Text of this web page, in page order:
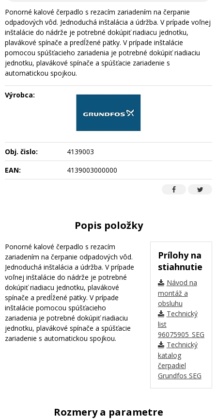
Ponorné kalové čerpadlo s rezacím zariadením na čerpanie
odpadových vôd. Jednoduchá inštalácia a údržba. V prípade voľnej
inštalácie do nádrže je potrebné dokúpiť riadiacu jednotku,
plavákové spínače a predĺžené pätky. V prípade inštalácie
pomocou spúšťacieho zariadenia je potrebné dokúpiť riadiaciu
jednotku, plavákové spínače a spúšťacie zariadenie s
automatickou spojkou.
Výrobca:
Obj. čislo:
4139003
EAN:
4139003000000
Popis položky
Prílohy na
stiahnutie
Návod na
montáž a
obsluhu
Technický
list
Technický
katalog
čerpadiel
Grundfos SEG
Ponorné kalové čerpadlo s rezacím
zariadením na čerpanie odpadových vôd.
Jednoduchá inštalácia a údržba. V prípade
voľnej inštalácie do nádrže je potrebné
dokúpiť riadiacu jednotku, plavákové
spínače a predĺžené pätky. V prípade
inštalácie pomocou spúšťacieho
zariadenia je potrebné dokúpiť riadiaciu
jednotku, plavákové spínače a spúšťacie
zariadenie s automatickou spojkou.
Rozmery a parametre